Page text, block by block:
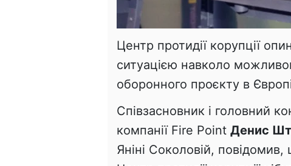
Центр протидії корупції
ситуацією навколо
оборонного проєкту в
Співзасновник і головний
компанії Fire Point Денис
Яніні Соколовій, повідомив,